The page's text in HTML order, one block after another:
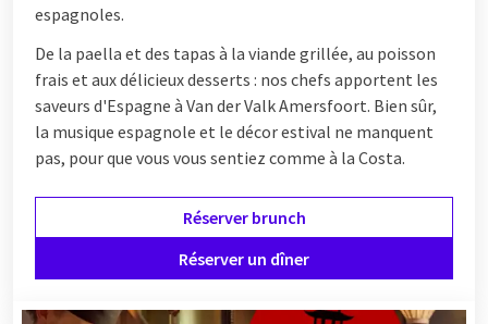
espagnoles.
De la paella et des tapas à la viande grillée, au poisson
frais et aux délicieux desserts : nos chefs apportent les
saveurs d'Espagne à Van der Valk Amersfoort. Bien sûr,
la musique espagnole et le décor estival ne manquent
pas, pour que vous vous sentiez comme à la Costa.
Réserver brunch
Réserver un dîner